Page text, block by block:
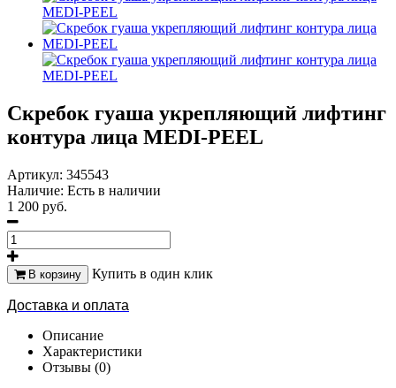
Скребок гуаша укрепляющий лифтинг
контура лица MEDI-PEEL
Артикул: 345543
Наличие: Есть в наличии
1 200 руб.
В корзину Купить в один клик
Доставка и оплата
Описание
Характеристики
Отзывы (0)